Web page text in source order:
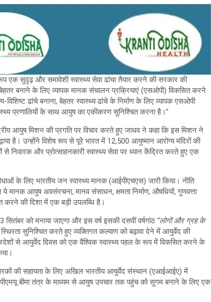
सुदृढ़ और समावेशी स्वास्थ्य सेवा ढांचा तैयार करने की सरकार की
बनाने के लिए व्यापक मानक संचालन प्रक्रियाएं (एसओपी) विकसित करने
ढांचे बनाना, बेहतर स्वास्थ्य ढांचे के निर्माण के लिए व्यापक एसओपी
प्रणालियों के साथ आयुष का एकीकरण सुनिश्चित करना है।”
आयुष मिशन की प्रगति पर विचार करते हुए जाधव ने कहा कि इस मिशन ने
है। उन्होंने विशेष रूप से पूरे भारत में 12,500 आयुष्मान आरोग्य मंदिरों की
निवारक और प्रोत्साहनकारी स्वास्थ्य सेवा पर ध्यान केंद्रित करते हुए एक
के लिए भारतीय जन स्वास्थ्य मानक (आईपीएचएस) जारी किया। नीति
मानक आयुष अवसंरचना, मानव संसाधन, क्षमता निर्माण, औषधियों, गुणवत्ता
करने की दिशा में एक बड़ी उपलब्धि है।
को मनाया जाएगा और इस वर्ष इसकी दसवीं वर्षगांठ “लोगों और ग्रह के
सुनिश्चित करते हुए व्यक्तिगत कल्याण को बढ़ावा देने में आयुर्वेद की
से आयुर्वेद दिवस को एक वैश्विक स्वास्थ्य पहल के रूप में विकसित करने के
की सहायता के लिए अखिल भारतीय आयुर्वेद संस्थान (एआईआईए) में
बीमा तंत्र के माध्यम से आयुष उपचार तक पहुंच को सुगम बनाने के लिए एक